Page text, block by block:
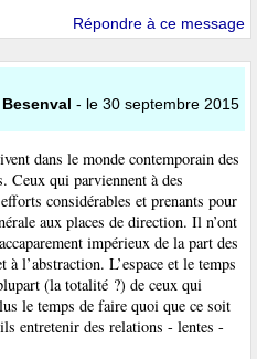
Répondre à ce message
- le 30 septembre 2015
dans le monde contemporain des
Ceux qui parviennent à des
considérables et prenants pour
aux places de direction. Il n’ont
impérieux de la part des
l’abstraction. L’espace et le temps
(la totalité ?) de ceux qui
le temps de faire quoi que ce soit
entretenir des relations - lentes -